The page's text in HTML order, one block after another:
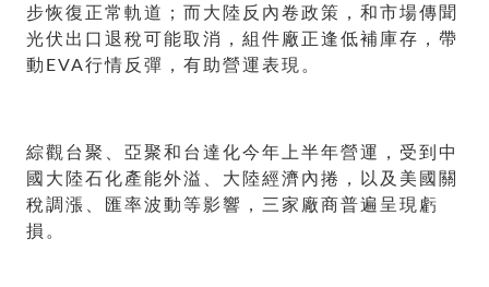
步恢復正常軌道；而大陸反內卷政策，和市場傳聞
光伏出口退稅可能取消，組件廠正逢低補庫存，帶
動EVA行情反彈，有助營運表現。
綜觀台聚、亞聚和台達化今年上半年營運，受到中
國大陸石化產能外溢、大陸經濟內捲，以及美國關
稅調漲、匯率波動等影響，三家廠商普遍呈現虧
損。